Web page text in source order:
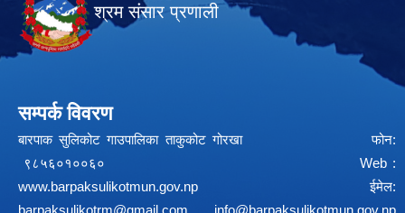
श्रम संसार प्रणाली
सम्पर्क विवरण
बारपाक सुलिकोट गाउपालिका ताकुकोट गोरखा फोन:
९८५६०१००६० Web :
www.barpaksulikotmun.gov.np
ईमेल:
barpaksulikotrm@gmail.com
info@barpaksulikotmun.gov.np